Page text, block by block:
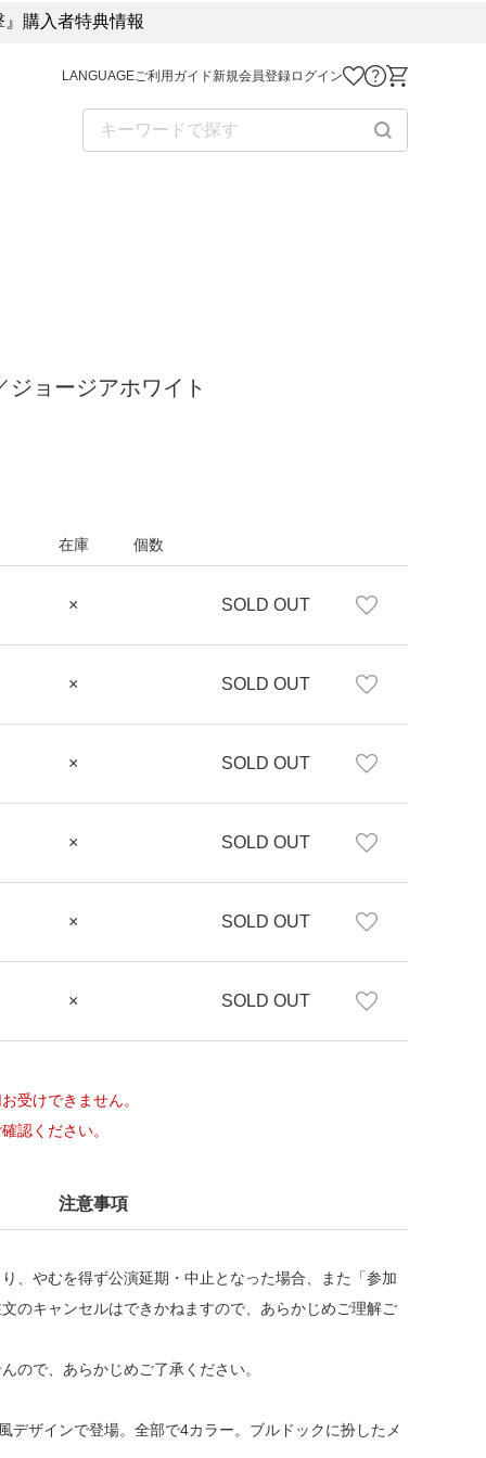
購入者特典情報
LANGUAGEご利用ガイド新規会員登録ログイン お気に入り商品
お問い合わせ
ョージアホワイト
在庫 個数
× SOLD OUT
× SOLD OUT
× SOLD OUT
× SOLD OUT
× SOLD OUT
× SOLD OUT
受けできません。
認ください。
、やむを得ず公演延期・中止となった場合、また「参加
のキャンセルはできかねますので、あらかじめご理解ご
ので、あらかじめご了承ください。
デザインで登場。全部で4カラー。ブルドックに扮したメ
注意事項